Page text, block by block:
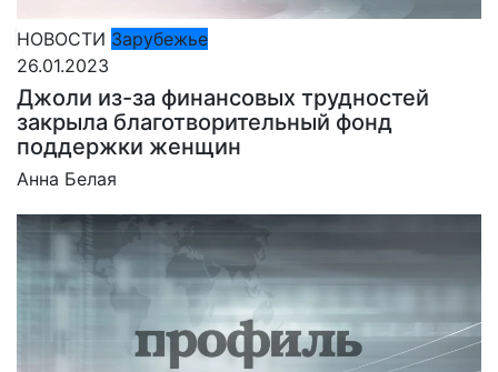
НОВОСТИ Зарубежье
26.01.2023
Джоли из-за финансовых трудностей
закрыла благотворительный фонд
поддержки женщин
Анна Белая